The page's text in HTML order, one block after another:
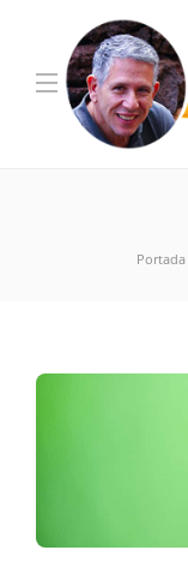
Portada